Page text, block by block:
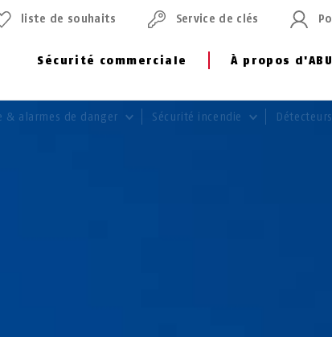
Sécurité commerciale À propos
liste de souhaits Service de clés
& alarmes de danger Sécurité incendie